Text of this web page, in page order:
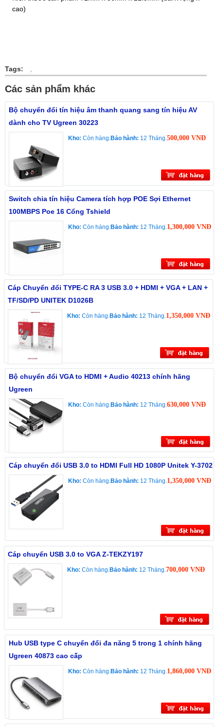
cao)
Tags:
Các sản phẩm khác
Bộ chuyển đổi tín hiệu âm thanh quang sang tín hiệu AV
dành cho TV Ugreen 30223
Kho: Còn hàng. Bảo hành: 12 Tháng. 500,000 VNĐ
Switch chia tín hiệu Camera tích hợp POE Sợi Ethernet
100MBPS Poe 16 Cổng Tshield
Kho: Còn hàng. Bảo hành: 12 Tháng. 1,300,000 VNĐ
Cáp Chuyển đổi TYPE-C RA 3 USB 3.0 + HDMI + VGA + LAN +
TF/SD/PD UNITEK D1026B
Kho: Còn hàng. Bảo hành: 12 Tháng. 1,350,000 VNĐ
Bộ chuyển đổi VGA to HDMI + Audio 40213 chính hãng
Ugreen
Kho: Còn hàng. Bảo hành: 12 Tháng. 630,000 VNĐ
Cáp chuyển đổi USB 3.0 to HDMI Full HD 1080P Unitek Y-3702
Kho: Còn hàng. Bảo hành: 12 Tháng. 1,350,000 VNĐ
Cáp chuyển USB 3.0 to VGA Z-TEKZY197
Kho: Còn hàng. Bảo hành: 12 Tháng. 700,000 VNĐ
Hub USB type C chuyển đổi đa năng 5 trong 1 chính hãng
Ugreen 40873 cao cấp
Kho: Còn hàng. Bảo hành: 12 Tháng. 1,860,000 VNĐ